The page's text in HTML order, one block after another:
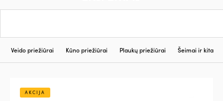
Veido priežiūrai Kūno priežiūrai Plaukų priežiūrai Šeimai ir kita
AKCIJA